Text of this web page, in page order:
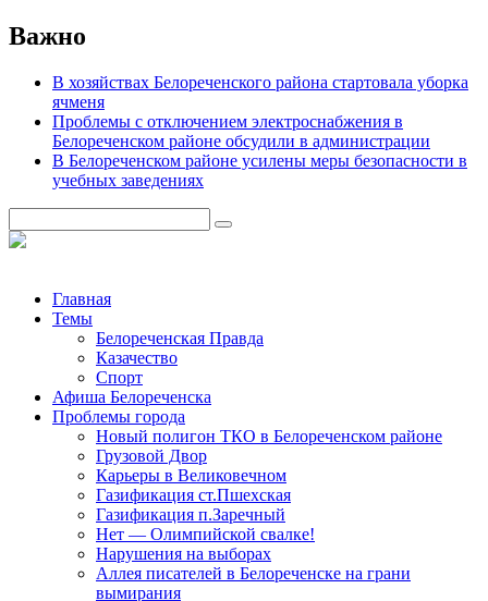
Важно
В хозяйствах Белореченского района стартовала уборка
ячменя
Проблемы с отключением электроснабжения в
Белореченском районе обсудили в администрации
В Белореченском районе усилены меры безопасности в
учебных заведениях
Главная
Темы
Белореченская Правда
Казачество
Спорт
Афиша Белореченска
Проблемы города
Новый полигон ТКО в Белореченском районе
Грузовой Двор
Карьеры в Великовечном
Газификация ст.Пшехская
Газификация п.Заречный
Нет — Олимпийской свалке!
Нарушения на выборах
Аллея писателей в Белореченске на грани
вымирания